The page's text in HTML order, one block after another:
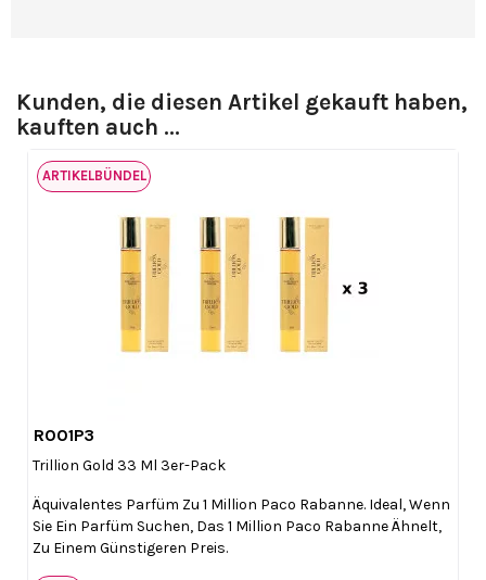
Kunden, die diesen Artikel gekauft haben,
kauften auch ...
R001P3
Trillion Gold 33 Ml 3er-Pack
Äquivalentes Parfüm Zu 1 Million Paco Rabanne. Ideal, Wenn
Sie Ein Parfüm Suchen, Das 1 Million Paco Rabanne Ähnelt,
Zu Einem Günstigeren Preis.
ARTIKELBÜNDEL